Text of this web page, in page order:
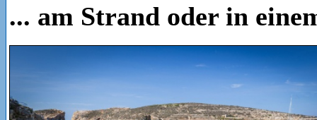
... am Strand oder in